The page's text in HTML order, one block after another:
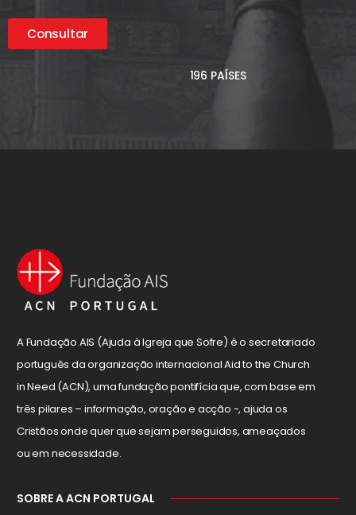
Consultar
196 PAÍSES
A Fundação AIS (Ajuda à Igreja que Sofre) é o secretariado
português da organização internacional Aid to the Church
in Need (ACN), uma fundação pontifícia que, com base em
três pilares – informação, oração e acção -, ajuda os
Cristãos onde quer que sejam perseguidos, ameaçados
ou em necessidade.
SOBRE A ACN PORTUGAL